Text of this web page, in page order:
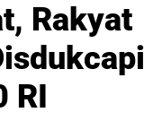
Rakyat
RI